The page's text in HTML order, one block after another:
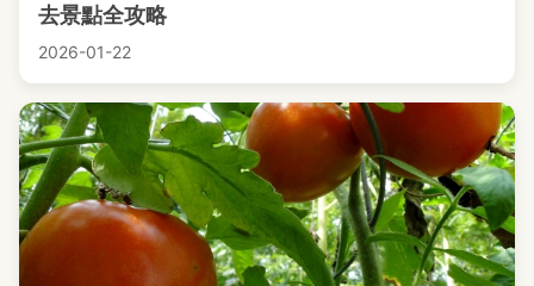
去景點全攻略
2026-01-22